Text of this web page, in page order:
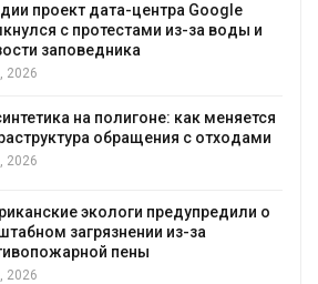
проект дата-центра Google
с протестами из-за воды и
заповедника
2026
на полигоне: как меняется
обращения с отходами
2026
экологи предупредили о
загрязнении из-за
пены
2026